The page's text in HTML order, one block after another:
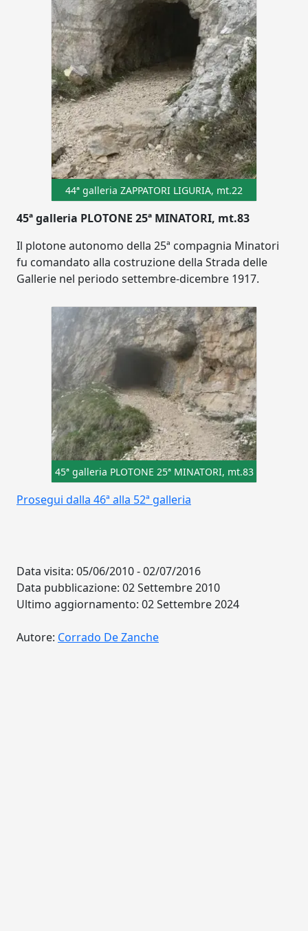
44ª galleria ZAPPATORI LIGURIA, mt.22
45ª galleria PLOTONE 25ª MINATORI, mt.83
Il plotone autonomo della 25ª compagnia Minatori
fu comandato alla costruzione della Strada delle
Gallerie nel periodo settembre-dicembre 1917.
45ª galleria PLOTONE 25ª MINATORI, mt.83
Prosegui dalla 46ª alla 52ª galleria
Data visita: 05/06/2010 - 02/07/2016
Data pubblicazione: 02 Settembre 2010
Ultimo aggiornamento: 02 Settembre 2024
Autore: Corrado De Zanche